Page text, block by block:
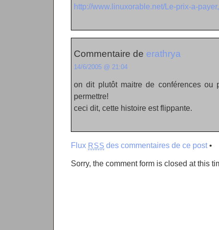
http://www.linuxorable.net/Le-prix-a-
Commentaire de erathrya
14/6/2005 @ 21:04
on dit plutôt maitre de conférences ou
permettre!
ceci dit, cette histoire est flippante.
Flux RSS des commentaires de ce post•
Sorry, the comment form is closed at this